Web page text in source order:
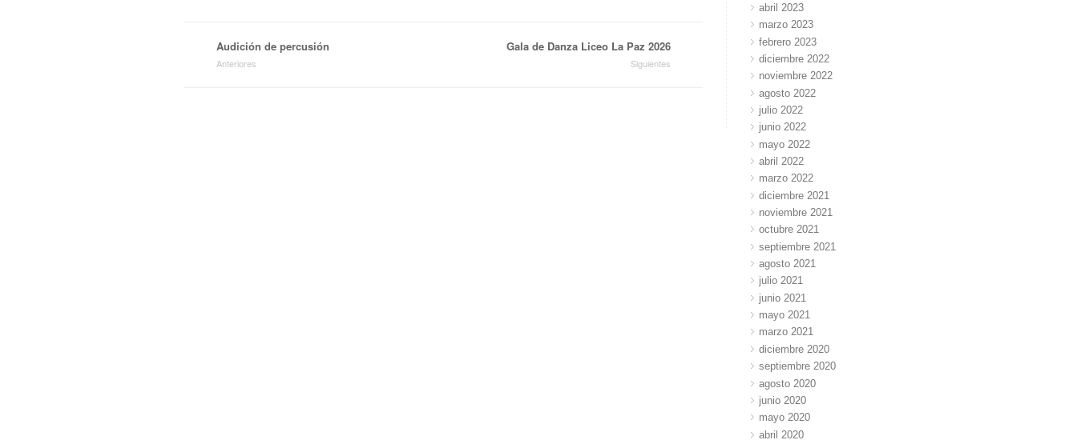
Audición de percusión
Anteriores
Gala de Danza Liceo La Paz 2026
Siguientes
abril 2023
marzo 2023
febrero 2023
diciembre 2022
noviembre 2022
agosto 2022
julio 2022
junio 2022
mayo 2022
abril 2022
marzo 2022
diciembre 2021
noviembre 2021
octubre 2021
septiembre 2021
agosto 2021
julio 2021
junio 2021
mayo 2021
marzo 2021
diciembre 2020
septiembre 2020
agosto 2020
junio 2020
mayo 2020
abril 2020